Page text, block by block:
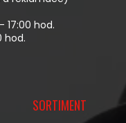
17:00 hod.
hod.
SORTIMENT